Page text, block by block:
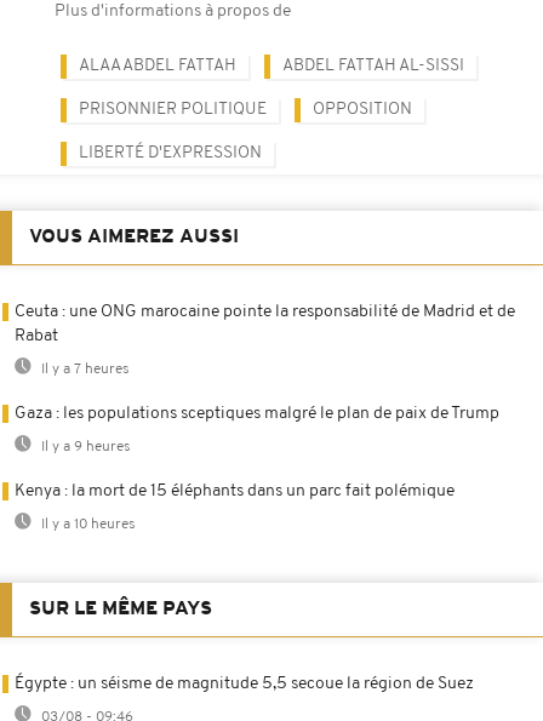
Plus d'informations à propos de
ALAA ABDEL FATTAH ABDEL FATTAH AL-SISSI
PRISONNIER POLITIQUE OPPOSITION
LIBERTÉ D'EXPRESSION
VOUS AIMEREZ AUSSI
Ceuta : une ONG marocaine pointe la responsabilité de Madrid et de
Rabat
Il y a 7 heures
Gaza : les populations sceptiques malgré le plan de paix de Trump
Il y a 9 heures
Kenya : la mort de 15 éléphants dans un parc fait polémique
Il y a 10 heures
SUR LE MÊME PAYS
Égypte : un séisme de magnitude 5,5 secoue la région de Suez
03/08 - 09:46